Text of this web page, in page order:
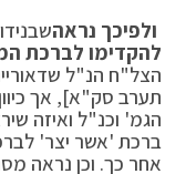
ולפיכך נראה
להקדימו לברכת
הצל"ח הנ"ל
תערב סק"א], אך
הגמ' וכנ"ל ואיזה
ברכת 'אשר יצר'
אחר כך. וכן נראה